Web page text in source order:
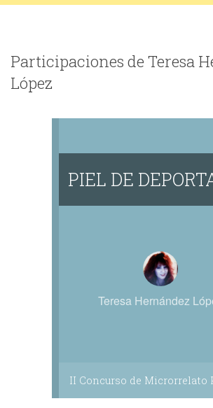
Participaciones de Teresa
López
PIEL DE
Teresa Hernández
II Concurso de Microrrelato